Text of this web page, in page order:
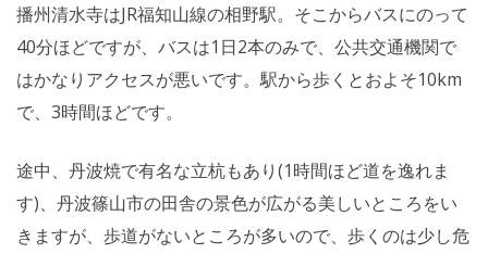
播州清水寺はJR福知山線の相野駅。そこからバスにのって
40分ほどですが、バスは1日2本のみで、公共交通機関で
はかなりアクセスが悪いです。駅から歩くとおよそ10km
で、3時間ほどです。
途中、丹波焼で有名な立杭もあり(1時間ほど道を逸れま
す)、丹波篠山市の田舎の景色が広がる美しいところをい
きますが、歩道がないところが多いので、歩くのは少し危